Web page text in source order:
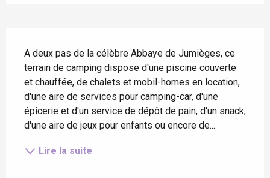
A deux pas de la célèbre Abbaye de Jumièges, ce
terrain de camping dispose d'une piscine couverte
et chauffée, de chalets et mobil-homes en location,
d'une aire de services pour camping-car, d'une
épicerie et d'un service de dépôt de pain, d'un snack,
d'une aire de jeux pour enfants ou encore de...
Lire la suite